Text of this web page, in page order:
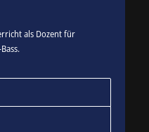
als Dozent für